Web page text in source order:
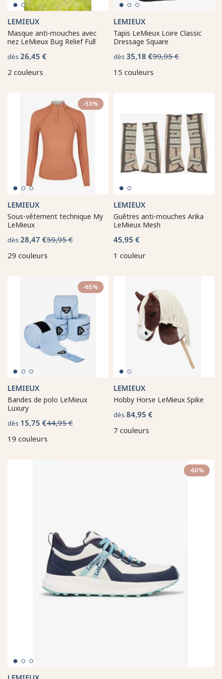
LEMIEUX
Masque anti-mouches avec
nez LeMieux Bug Relief Full
dès 26,45 €
2 couleurs
LEMIEUX
Tapis LeMieux Loire Classic
Dressage Square
dès 35,18 €99,95 €
15 couleurs
-53%
LEMIEUX
Sous-vêtement technique My
LeMieux
dès 28,47 €59,95 €
29 couleurs
LEMIEUX
Guêtres anti-mouches Arika
LeMieux Mesh
45,95 €
1 couleur
-65%
LEMIEUX
Bandes de polo LeMieux
Luxury
dès 15,75 €44,95 €
19 couleurs
LEMIEUX
Hobby Horse LeMieux Spike
dès 84,95 €
7 couleurs
-60%